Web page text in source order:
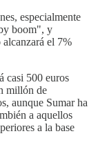
especialmente
boom", y
alcanzará el 7%
casi 500 euros
millón de
aunque Sumar ha
a aquellos
a la base